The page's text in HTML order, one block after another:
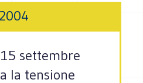
settembre
la tensione